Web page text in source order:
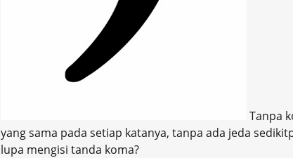
Tanpa
yang sama pada setiap katanya, tanpa ada jeda
lupa mengisi tanda koma?